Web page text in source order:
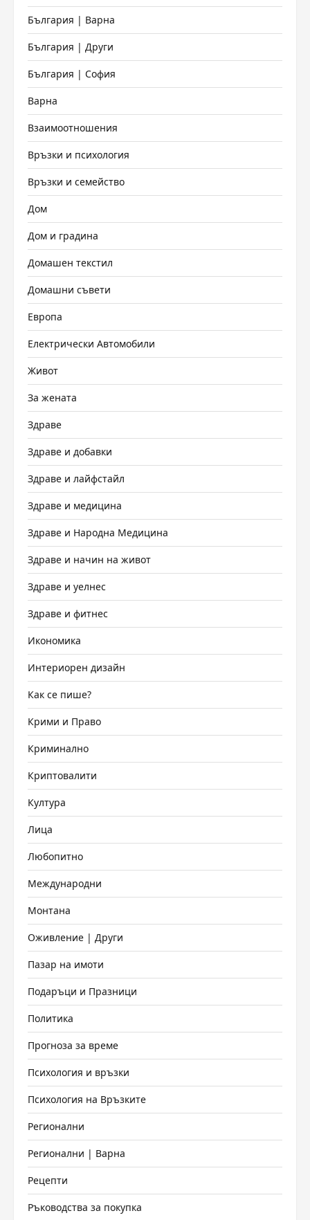
България | Варна
България | Други
България | София
Варна
Взаимоотношения
Връзки и психология
Връзки и семейство
Дом
Дом и градина
Домашен текстил
Домашни съвети
Европа
Електрически Автомобили
Живот
За жената
Здраве
Здраве и добавки
Здраве и лайфстайл
Здраве и медицина
Здраве и Народна Медицина
Здраве и начин на живот
Здраве и уелнес
Здраве и фитнес
Икономика
Интериорен дизайн
Как се пише?
Крими и Право
Криминално
Криптовалити
Култура
Лица
Любопитно
Международни
Монтана
Оживление | Други
Пазар на имоти
Подаръци и Празници
Политика
Прогноза за време
Психология и връзки
Психология на Връзките
Регионални
Регионални | Варна
Рецепти
Ръководства за покупка